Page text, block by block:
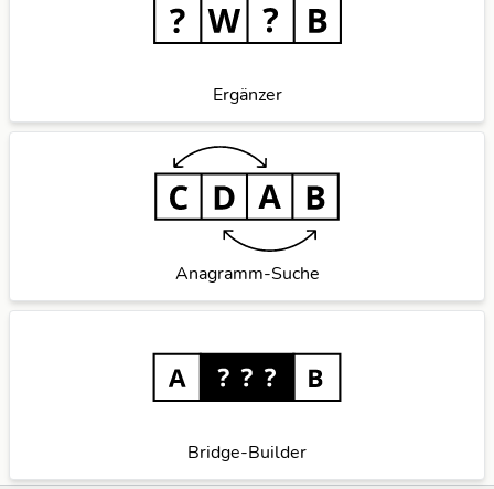
Ergänzer
Anagramm-Suche
Bridge-Builder